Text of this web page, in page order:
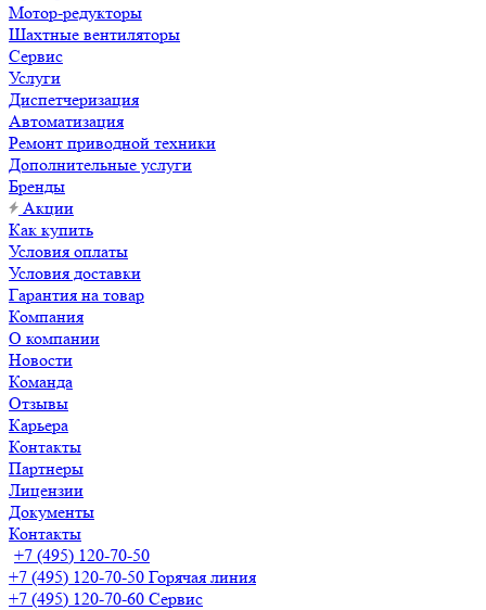
Мотор-редукторы
Шахтные вентиляторы
Сервис
Услуги
Диспетчеризация
Автоматизация
Ремонт приводной техники
Дополнительные услуги
Бренды
Акции
Как купить
Условия оплаты
Условия доставки
Гарантия на товар
Компания
О компании
Новости
Команда
Отзывы
Карьера
Контакты
Партнеры
Лицензии
Документы
Контакты
+7 (495) 120-70-50
+7 (495) 120-70-50 Горячая линия
+7 (495) 120-70-60 Сервис